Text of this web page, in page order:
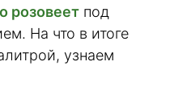
розовеет под
На что в итоге
узнаем